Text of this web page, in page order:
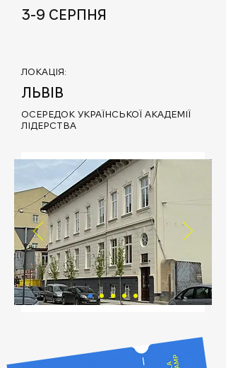
3-9 СЕРПНЯ
ЛОКАЦІЯ:
ЛЬВІВ
ОСЕРЕДОК УКРАЇНСЬКОЇ АКАДЕМІЇ
ЛІДЕРСТВА